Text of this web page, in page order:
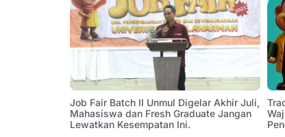
Job Fair Batch II Unmul Digelar Akhir Juli,
Mahasiswa dan Fresh Graduate Jangan
Lewatkan Kesempatan Ini.